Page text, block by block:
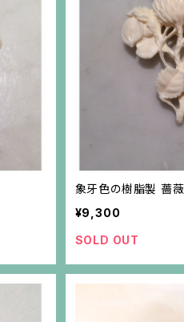
象牙色の樹脂製 薔
¥9,300
SOLD OUT